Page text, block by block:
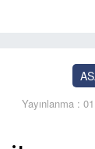
Yayınlanma :